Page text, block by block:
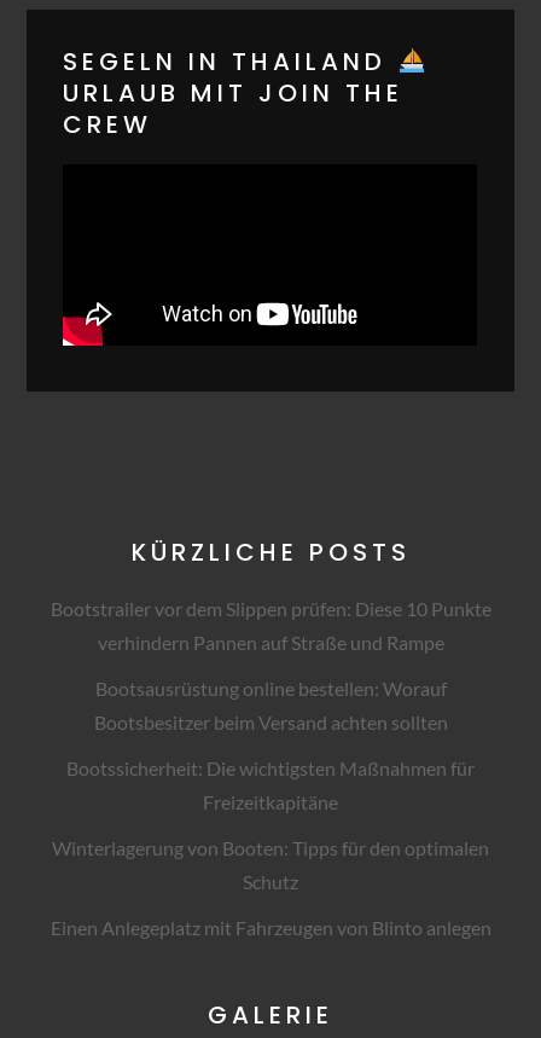
SEGELN IN THAILAND
URLAUB MIT JOIN THE
CREW
KÜRZLICHE POSTS
Bootstrailer vor dem Slippen prüfen: Diese 10 Punkte
verhindern Pannen auf Straße und Rampe
Bootsausrüstung online bestellen: Worauf
Bootsbesitzer beim Versand achten sollten
Bootssicherheit: Die wichtigsten Maßnahmen für
Freizeitkapitäne
Winterlagerung von Booten: Tipps für den optimalen
Schutz
Einen Anlegeplatz mit Fahrzeugen von Blinto anlegen
GALERIE